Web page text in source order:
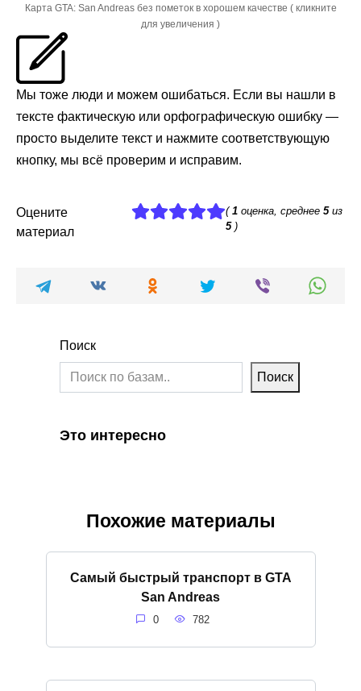
Карта GTA: San Andreas без пометок в хорошем качестве ( кликните
для увеличения )
Мы тоже люди и можем ошибаться. Если вы нашли в
тексте фактическую или орфографическую ошибку —
просто выделите текст и нажмите соответствующую
кнопку, мы всё проверим и исправим.
Оцените
материал
(1оценка, среднее 5из
5)
Поиск
Поиск
Это интересно
Похожие материалы
Самый быстрый транспорт в GTA
San Andreas
0 782